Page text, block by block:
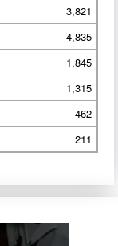
3,821
4,835
1,845
1,315
462
211